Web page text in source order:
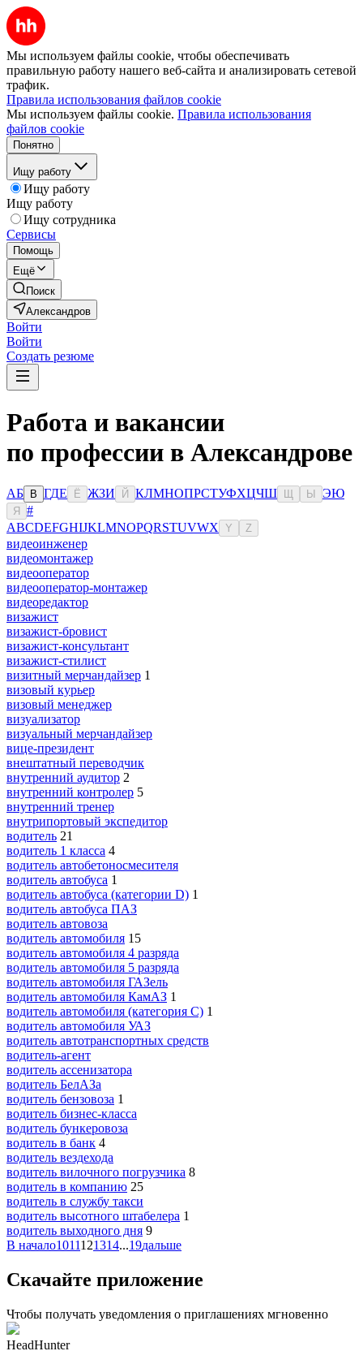
Мы используем файлы cookie, чтобы обеспечивать
правильную работу нашего веб-сайта и анализировать сетевой
трафик.
Правила использования файлов cookie
Мы используем файлы cookie. Правила использования
файлов cookie
Понятно
Ищу работу
Ищу работу
Ищу работу
Ищу сотрудника
Сервисы
Помощь
Ещё
Поиск
Александров
Войти
Войти
Создать резюме
Работа и вакансии
по профессии в Александрове
АБ В ГДЕ Ё ЖЗИ Й КЛМНОПРСТУФХЦЧШ Ы ЭЮ
Я
#
ABCDEFGHIJKLMNOPQRSTUVWX Y Z
видеоинженер
видеомонтажер
видеооператор
видеооператор-монтажер
видеоредактор
визажист
визажист-бровист
визажист-консультант
визажист-стилист
визитный мерчандайзер 1
визовый курьер
визовый менеджер
визуализатор
визуальный мерчандайзер
вице-президент
внештатный переводчик
внутренний аудитор 2
внутренний контролер 5
внутренний тренер
внутрипортовый экспедитор
водитель 21
водитель 1 класса 4
водитель автобетоносмесителя
водитель автобуса 1
водитель автобуса (категории D) 1
водитель автобуса ПАЗ
водитель автовоза
водитель автомобиля 15
водитель автомобиля 4 разряда
водитель автомобиля 5 разряда
водитель автомобиля ГАЗель
водитель автомобиля КамАЗ 1
водитель автомобиля (категория C) 1
водитель автомобиля УАЗ
водитель автотранспортных средств
водитель-агент
водитель ассенизатора
водитель БелАЗа
водитель бензовоза 1
водитель бизнес-класса
водитель бункеровоза
водитель в банк 4
водитель вездехода
водитель вилочного погрузчика 8
водитель в компанию 25
водитель в службу такси
водитель высотного штабелера 1
водитель выходного дня 9
В начало1011121314...19дальше
Скачайте приложение
Чтобы получать уведомления о приглашениях мгновенно
HeadHunter